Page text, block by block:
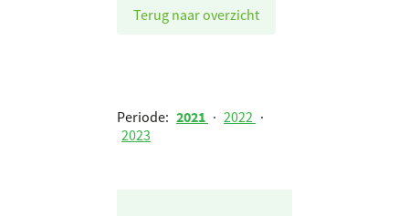
Terug naar overzicht
Periode: 2021 · 2022 ·
2023